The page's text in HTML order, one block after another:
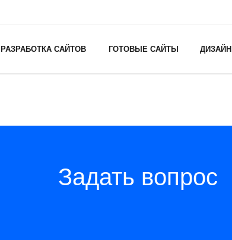
РАЗРАБОТКА САЙТОВ ГОТОВЫЕ САЙТЫ ДИЗАЙН
Задать вопрос